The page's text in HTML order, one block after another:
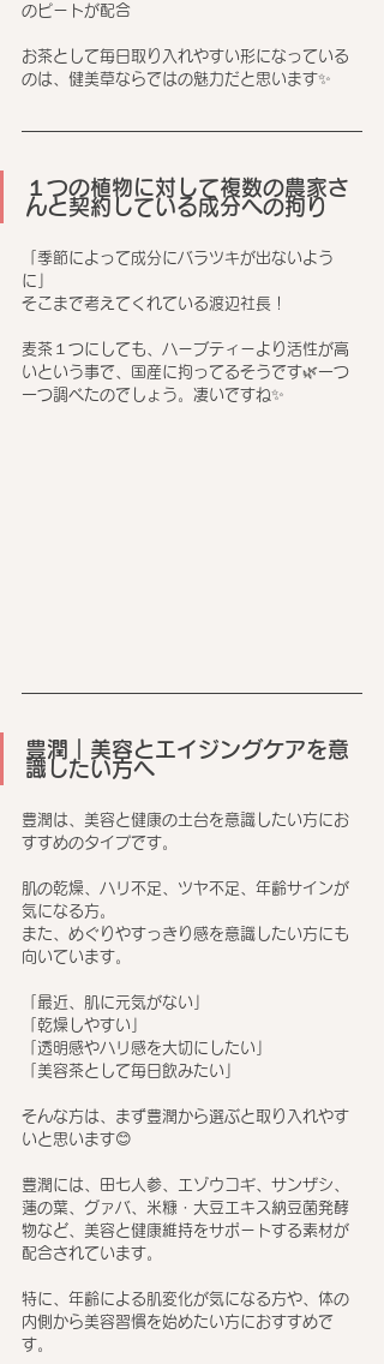
のピートが配合
お茶として毎日取り入れやすい形になっている
のは、健美草ならではの魅力だと思います✨
１つの植物に対して複数の農家さ
んと契約している成分への拘り
「季節によって成分にバラツキが出ないよう
に」
そこまで考えてくれている渡辺社長！
麦茶１つにしても、ハーブティーより活性が高
いという事で、国産に拘ってるそうです🌿一つ
一つ調べたのでしょう。凄いですね✨
豊潤｜美容とエイジングケアを意
識したい方へ
豊潤は、美容と健康の土台を意識したい方にお
すすめのタイプです。
肌の乾燥、ハリ不足、ツヤ不足、年齢サインが
気になる方。
また、めぐりやすっきり感を意識したい方にも
向いています。
「最近、肌に元気がない」
「乾燥しやすい」
「透明感やハリ感を大切にしたい」
「美容茶として毎日飲みたい」
そんな方は、まず豊潤から選ぶと取り入れやす
いと思います😊
豊潤には、田七人参、エゾウコギ、サンザシ、
蓮の葉、グァバ、米糠・大豆エキス納豆菌発酵
物など、美容と健康維持をサポートする素材が
配合されています。
特に、年齢による肌変化が気になる方や、体の
内側から美容習慣を始めたい方におすすめで
す。